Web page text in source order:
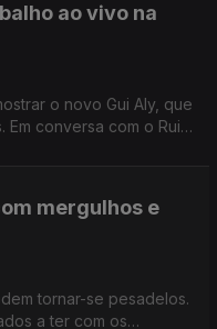
ao vivo na
o novo Gui Aly, que
Em conversa com o Rui
mergulhos e
tornar-se pesadelos.
a ter com os